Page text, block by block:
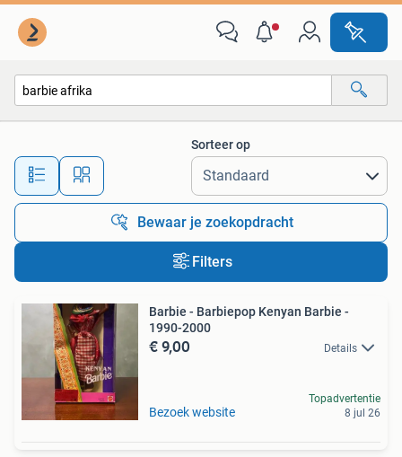
Alle afstanden…
Sorteer op
Bewaar je zoekopdracht
Filters
Barbie - Barbiepop Kenyan Barbie -
1990-2000
€ 9,00 Details
Bezoek website
Topadvertentie
8 jul 26